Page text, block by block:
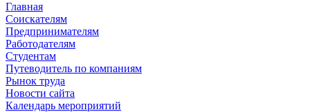
Главная
Соискателям
Предпринимателям
Работодателям
Студентам
Путеводитель по компаниям
Рынок труда
Новости сайта
Календарь мероприятий